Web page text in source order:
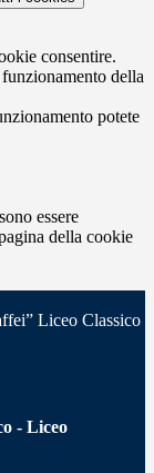
consentire.
della
potete
essere
della cookie
Liceo Classico
- Liceo